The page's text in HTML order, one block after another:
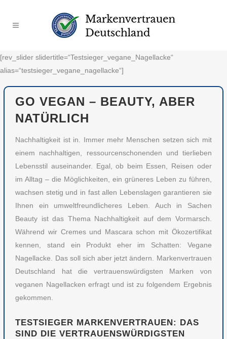
[rev_slider slidertitle=“Testsieger_vegane_Nagellacke“
alias=“testsieger_vegane_nagellacke“]
GO VEGAN – BEAUTY, ABER
NATÜRLICH
Nachhaltigkeit ist in. Immer mehr Menschen setzen sich mit
einem nachhaltigen, ressourcenschonenden und tierlieben
Lebensstil auseinander. Egal, ob beim Essen, Reisen oder
im Alltag – die Möglichkeiten, ein grüneres Leben zu führen,
wachsen stetig und in fast allen Lebenslagen garantieren sie
Ihnen ein umweltfreundlicheres Leben. Auch in Sachen
Beauty ist das Thema Nachhaltigkeit auf dem Vormarsch.
Während wir Cremes und Mascara schon mit Ökozertifikat
kennen, stand ein Produkt eher im Schatten: Vegane
Nagellacke. Das soll sich aber jetzt ändern. Markenvertrauen
Deutschland hat die vertrauenswürdigsten Marken von
veganen Nagellacken erfragt und ist zu folgendem Ergebnis
gekommen.
TESTSIEGER MARKENVERTRAUEN: DAS
SIND DIE VERTRAUENSWÜRDIGSTEN